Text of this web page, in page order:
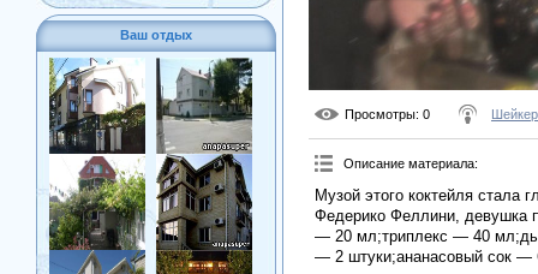
Ваш отдых
Просмотры: 0
Описание материала:
Музой этого коктейля стала
Федерико Феллини, девушка
— 20 мл;триплекс — 40
— 2 штуки;ананасовый сок —